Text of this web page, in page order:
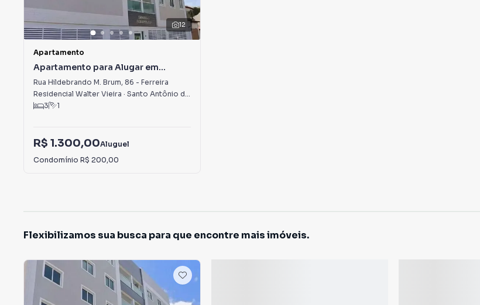
12
Apartamento
Apartamento para Alugar em
Ferreira
Rua Hildebrando M. Brum, 86 - Ferreira
Residencial Walter Vieira · Santo Antônio de Pádua
3
1
R$ 1.300,00Aluguel
Condomínio R$ 200,00
Flexibilizamos sua busca para que encontre mais imóveis.